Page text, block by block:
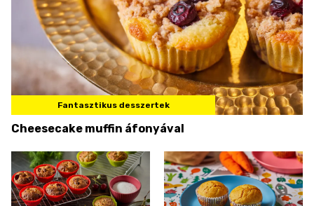
Fantasztikus desszertek
Cheesecake muffin áfonyával